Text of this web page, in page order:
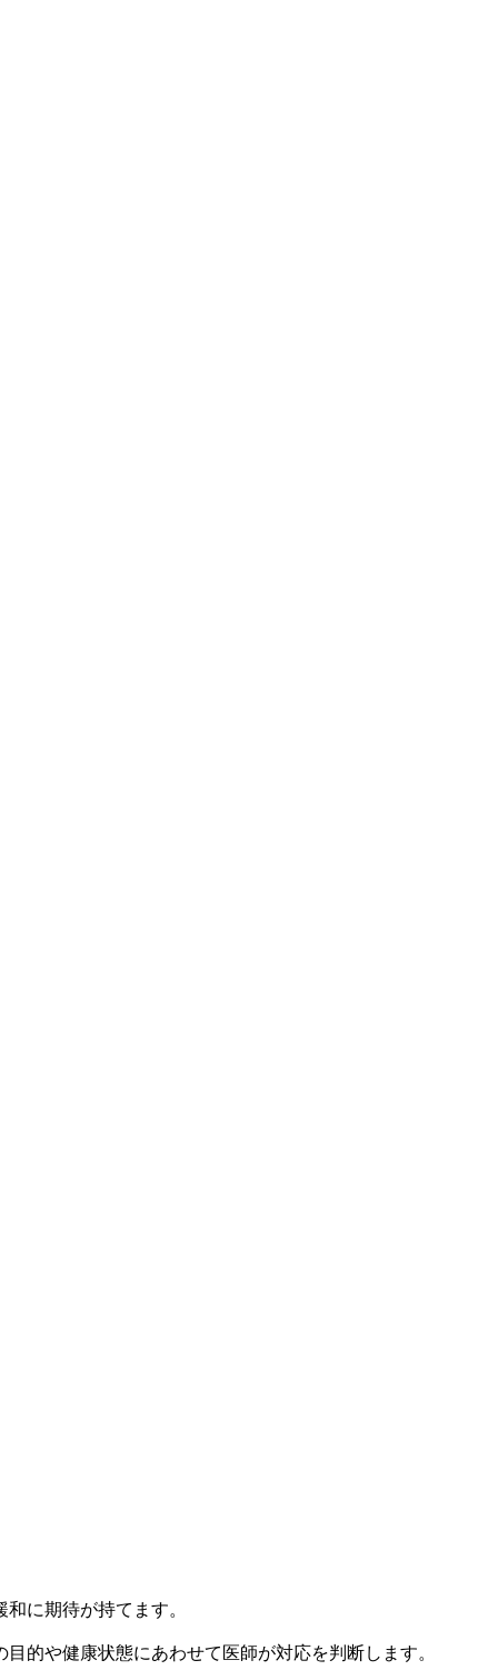
に期待が持てます。
的や健康状態にあわせて医師が対応を判断します。